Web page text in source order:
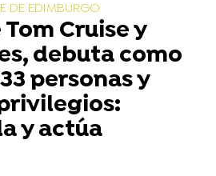
DE EDIMBURGO
Cruise y
debuta como
personas y
y actúa